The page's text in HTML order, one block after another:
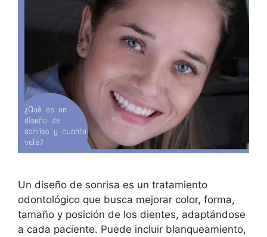
Un diseño de sonrisa es un tratamiento
odontológico que busca mejorar color, forma,
tamaño y posición de los dientes, adaptándose
a cada paciente. Puede incluir blanqueamiento,